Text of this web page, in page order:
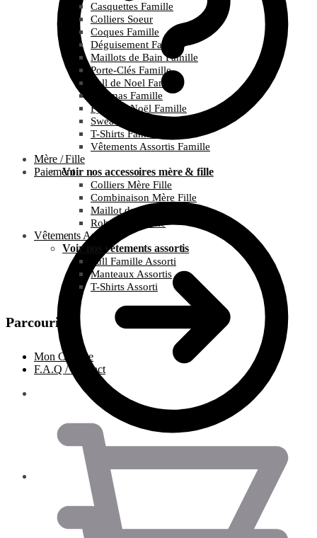
Paiement
Casquettes Famille
Colliers Soeur
Coques Famille
Déguisement Famille
Maillots de Bain Famille
Porte-Clés Famille
Pull de Noel Famille
Pyjamas Famille
Pyjamas Noël Famille
Sweats Famille
T-Shirts Famille
Vêtements Assortis Famille
Mère / Fille
Voir nos accessoires mère & fille
Colliers Mère Fille
Combinaison Mère Fille
Maillot de bain Mère Fille
Robes Mère Fille
Vêtements Assortis
Voir nos vêtements assortis
Pull Famille Assorti
Manteaux Assortis
T-Shirts Assorti
Parcourir
Mon Compte
F.A.Q / Contact